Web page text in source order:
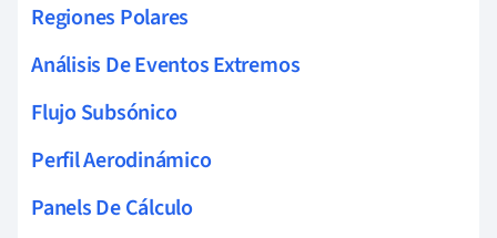
Regiones Polares
Análisis De Eventos Extremos
Flujo Subsónico
Perfil Aerodinámico
Panels De Cálculo